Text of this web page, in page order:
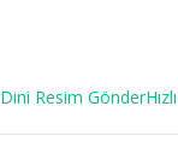
Dini Resim Gönder